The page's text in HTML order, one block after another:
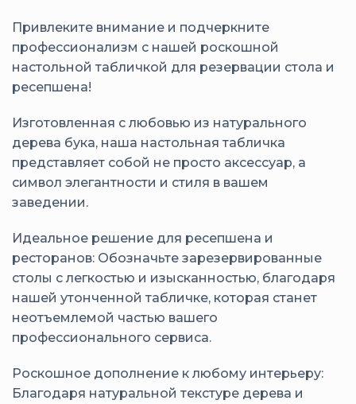
Привлеките внимание и подчеркните
профессионализм с нашей роскошной
настольной табличкой для резервации стола и
ресепшена!
Изготовленная с любовью из натурального
дерева бука, наша настольная табличка
представляет собой не просто аксессуар, а
символ элегантности и стиля в вашем
заведении.
Идеальное решение для ресепшена и
ресторанов: Обозначьте зарезервированные
столы с легкостью и изысканностью, благодаря
нашей утонченной табличке, которая станет
неотъемлемой частью вашего
профессионального сервиса.
Роскошное дополнение к любому интерьеру:
Благодаря натуральной текстуре дерева и